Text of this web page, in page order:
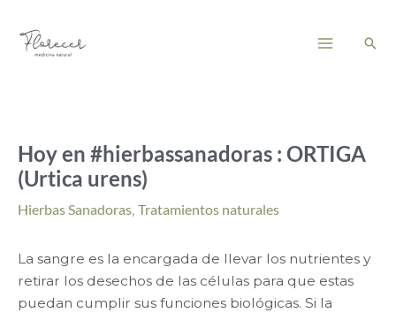
contenido
Menu
Hoy en #hierbassanadoras : ORTIGA
(Urtica urens)
Hierbas Sanadoras, Tratamientos naturales
La sangre es la encargada de llevar los nutrientes y
retirar los desechos de las células para que estas
puedan cumplir sus funciones biológicas. Si la